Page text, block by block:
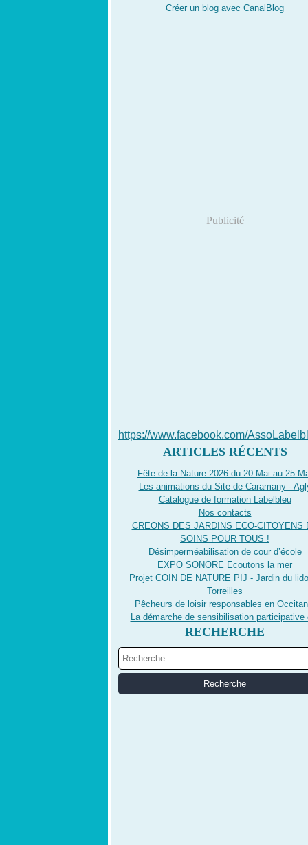
Créer un blog avec CanalBlog
Publicité
https://www.facebook.com/
ARTICLES RÉCENTS
Fête de la Nature 2026 du 20 Mai au 25
Les animations du Site de Caramany -
Catalogue de formation Labelbleu
Nos contacts
CREONS DES JARDINS ECO-CITOYENS
SOINS POUR TOUS !
Désimperméabilisation de cour d’école
EXPO SONORE Ecoutons la mer
Projet COIN DE NATURE PIJ - Jardin du
Torreilles
Pêcheurs de loisir responsables en
La démarche de sensibilisation participative
RECHERCHE